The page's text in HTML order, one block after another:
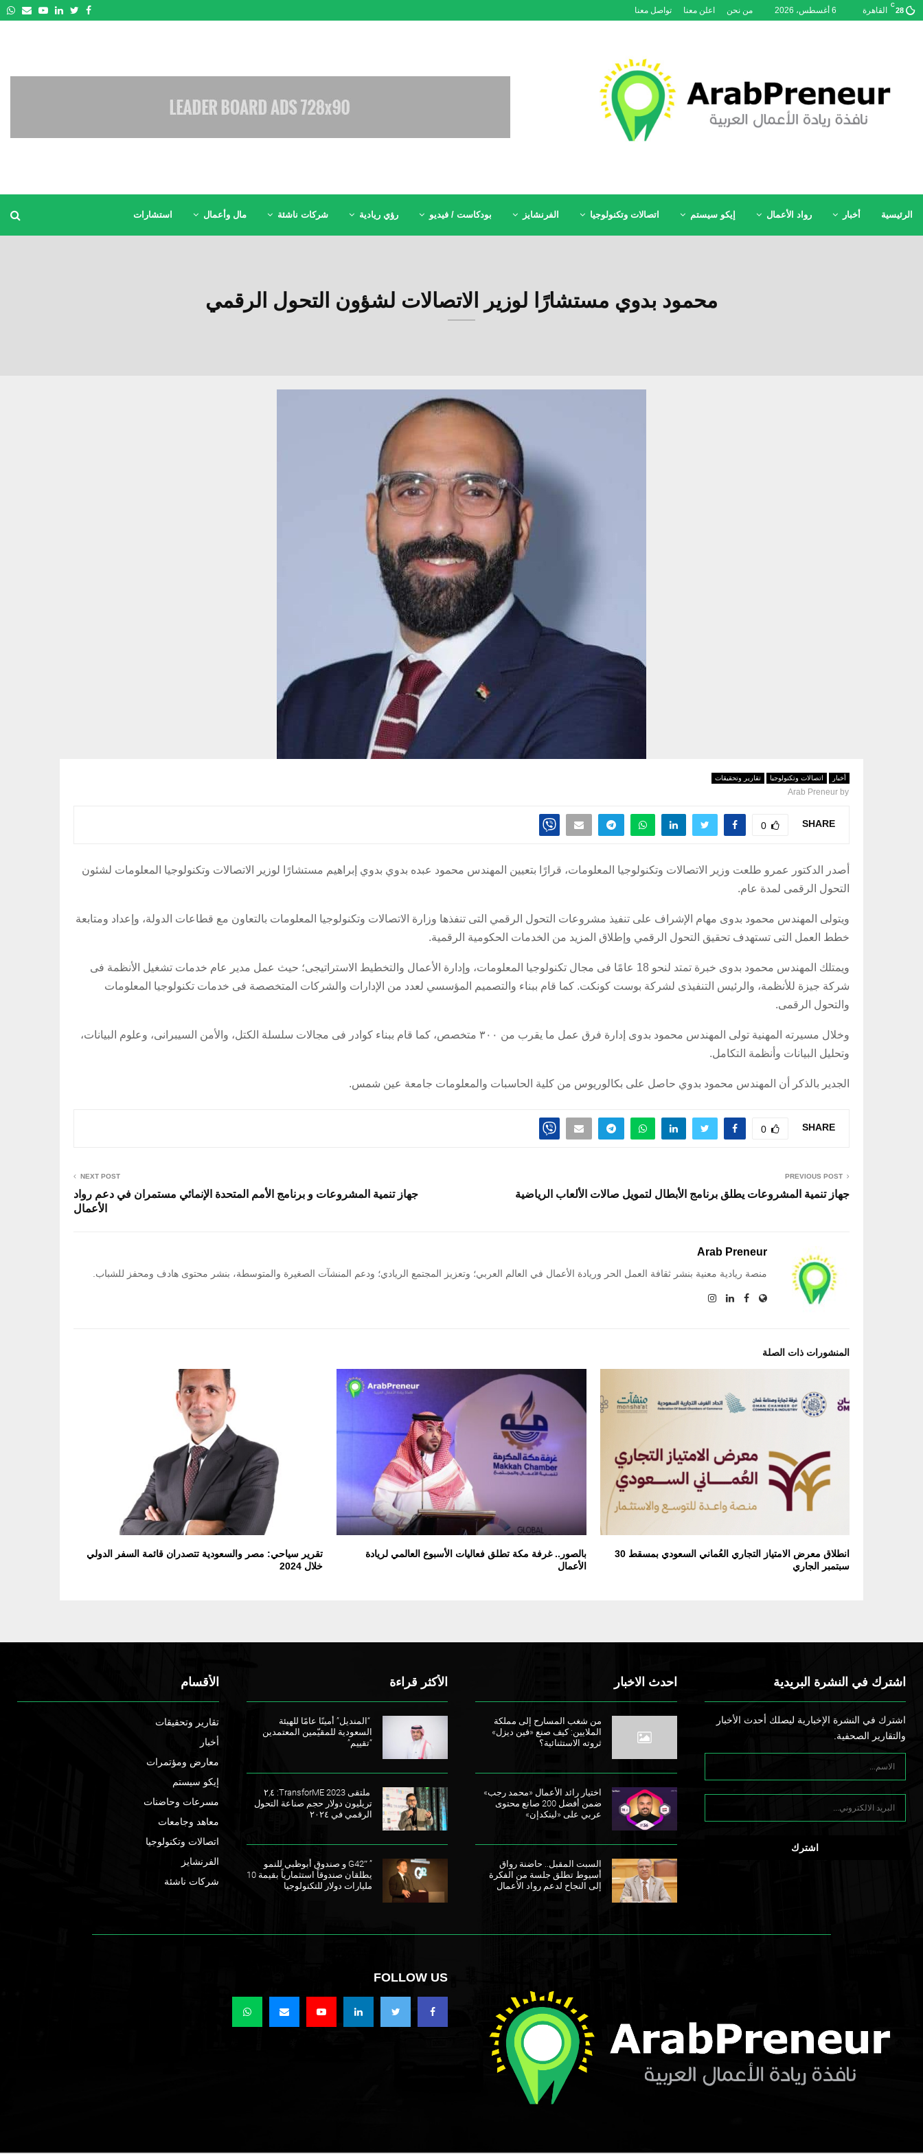
28
C
القاهرة 6 أغسطس، 2026 من نحن اعلن معنا تواصل معنا Facebook
Twitter
Linkedin
Youtube
الرئيسية أخبار رواد الأعمال إيكو سيستم اتصالات وتكنولوجيا الفرنشايز بودكاست / فيديو رؤي ريادية شركات ناشئة مال وأعمال استشارات
محمود بدوي مستشارًا لوزير الاتصالات لشؤون التحول الرقمي
أخبار اتصالات وتكنولوجيا تقارير وتحقيقات
by
Arab Preneur
SHARE
0
أصدر الدكتور عمرو طلعت وزير الاتصالات وتكنولوجيا المعلومات، قرارًا بتعيين المهندس محمود عبده بدوي بدوي إبراهيم مستشارًا لوزير الاتصالات وتكنولوجيا المعلومات لشئون
التحول الرقمى لمدة عام.
ويتولى المهندس محمود بدوى مهام الإشراف على تنفيذ مشروعات التحول الرقمي التى تنفذها وزارة الاتصالات وتكنولوجيا المعلومات بالتعاون مع قطاعات الدولة، وإعداد ومتابعة
خطط العمل التى تستهدف تحقيق التحول الرقمي وإطلاق المزيد من الخدمات الحكومية الرقمية.
ويمتلك المهندس محمود بدوى خبرة تمتد لنحو 18 عامًا فى مجال تكنولوجيا المعلومات، وإدارة الأعمال والتخطيط الاستراتيجى؛ حيث عمل مدير عام خدمات تشغيل الأنظمة فى
شركة جيزة للأنظمة، والرئيس التنفيذى لشركة بوست كونكت. كما قام ببناء والتصميم المؤسسي لعدد من الإدارات والشركات المتخصصة فى خدمات تكنولوجيا المعلومات
والتحول الرقمى.
وخلال مسيرته المهنية تولى المهندس محمود بدوى إدارة فرق عمل ما يقرب من ٣٠٠ متخصص، كما قام ببناء كوادر فى مجالات سلسلة الكتل، والأمن السيبرانى، وعلوم البيانات،
وتحليل البيانات وأنظمة التكامل.
الجدير بالذكر أن المهندس محمود بدوي حاصل على بكالوريوس من كلية الحاسبات والمعلومات جامعة عين شمس.
SHARE
0
PREVIOUS POST
جهاز تنمية المشروعات يطلق برنامج الأبطال لتمويل صالات الألعاب الرياضية
NEXT POST
جهاز تنمية المشروعات و برنامج الأمم المتحدة الإنمائي مستمران في دعم رواد
الأعمال
Arab Preneur
منصة ريادية معنية بنشر ثقافة العمل الحر وريادة الأعمال في العالم العربي؛ وتعزيز المجتمع الريادي؛ ودعم المنشآت الصغيرة والمتوسطة، بنشر محتوى هادف ومحفز للشباب.
المنشورات ذات الصلة
انطلاق معرض الامتياز التجاري العُماني السعودي بمسقط 30
سبتمبر الجاري
بالصور.. غرفة مكة تطلق فعاليات الأسبوع العالمي لريادة
الأعمال
تقرير سياحي: مصر والسعودية تتصدران قائمة السفر الدولي
خلال 2024
اشترك في النشرة البريدية
اشترك في النشرة الإخبارية ليصلك أحدث الأخبار
والتقارير الصحفية.
احدث الاخبار
من شغب المسارح إلى مملكة
الملايين: كيف صنع «فين ديزل»
ثروته الاستثنائية؟
اختيار رائد الأعمال «محمد رجب»
ضمن أفضل 200 صانع محتوى
عربي على «لينكدإن»
السبت المقبل.. حاضنة رواق
أسيوط تطلق جلسة من الفكرة
إلى النجاح لدعم رواد الأعمال
الأكثر قراءة
“المنديل” أمينًا عامًا للهيئة
السعودية للمقيّمين المعتمدين
“تقييم”
ملتقى TransforME 2023: ٢,٤
تريليون دولار حجم صناعة التحول
الرقمي في ٢٠٢٤
” G42″ و صندوق أبوظبي للنمو
يطلقان صندوقاً استثمارياً بقيمة 10
مليارات دولار للتكنولوجيا
الأقسام
تقارير وتحقيقات
أخبار
معارض ومؤتمرات
إيكو سيستم
مسرعات وحاضنات
معاهد وجامعات
اتصالات وتكنولوجيا
الفرنشايز
شركات ناشئة
FOLLOW US